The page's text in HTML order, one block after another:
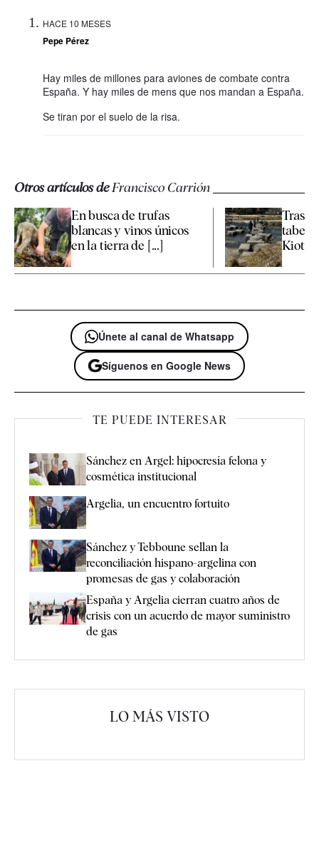
HACE 10 MESES
Pepe Pérez
Hay miles de millones para aviones de combate contra
España. Y hay miles de mens que nos mandan a España.
Se tiran por el suelo de la risa.
Otros artículos deFrancisco Carrión
En busca de trufas
blancas y vinos únicos
en la tierra de [...]
Tras
Kioto
Únete al canal de Whatsapp
Síguenos en Google News
TE PUEDE INTERESAR
Sánchez en Argel: hipocresía felona y
cosmética institucional
Argelia, un encuentro fortuito
Sánchez y Tebboune sellan la
reconciliación hispano-argelina con
promesas de gas y colaboración
España y Argelia cierran cuatro años de
crisis con un acuerdo de mayor suministro
de gas
LO MÁS VISTO